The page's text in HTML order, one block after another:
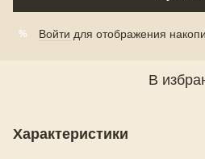
% Войти для отображения
В
Характеристики